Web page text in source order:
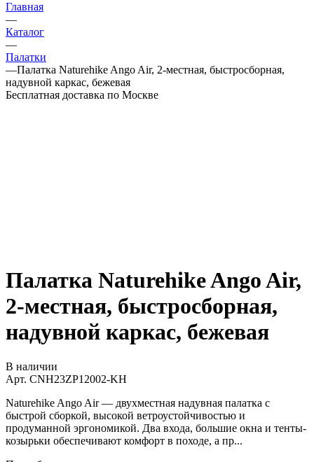
Главная
—
Каталог
—
Палатки
—Палатка Naturehike Ango Air, 2-местная, быстросборная,
надувной каркас, бежевая
Бесплатная доставка по Москве
Палатка Naturehike Ango Air,
2-местная, быстросборная,
надувной каркас, бежевая
В наличии
Арт. CNH23ZP12002-KH
Naturehike Ango Air — двухместная надувная палатка с
быстрой сборкой, высокой ветроустойчивостью и
продуманной эргономикой. Два входа, большие окна и тенты-
козырьки обеспечивают комфорт в походе, а пр...